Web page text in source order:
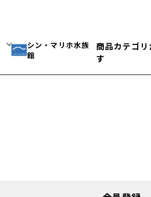
シン・マリホ水族
館
商品カテゴリ
す